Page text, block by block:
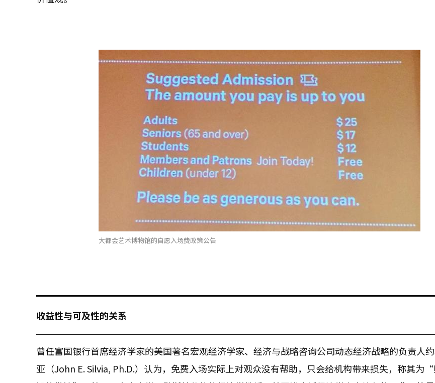
大都会艺术博物馆的自愿入场费政策公告
收益性与可及性的关系
曾任富国银行首席经济学家的美国著名宏观经济学家、经济与战略咨询公司动态经济战略的负责人
亚（John E. Silvia, Ph.D.）认为，免费入场实际上对观众没有帮助，只会给机构带来损失，称其为